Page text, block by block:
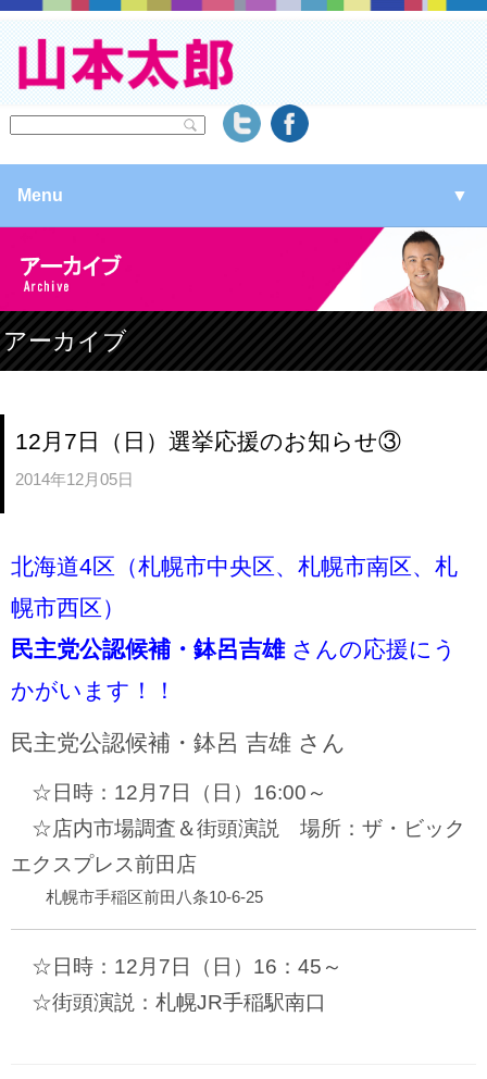
Menu ▼
▼
▼
アーカイブ
12月7日（日）選挙応援のお知らせ③
2014年12月05日
北海道4区（札幌市中央区、札幌市南区、札
幌市西区）
民主党公認候補・鉢呂吉雄さんの応援にう
かがいます！！
民主党公認候補・鉢呂 吉雄 さん
☆日時：12月7日（日）16:00～
☆店内市場調査＆街頭演説 場所：ザ・ビック
エクスプレス前田店
札幌市手稲区前田八条10-6-25
☆日時：12月7日（日）16：45～
☆街頭演説：札幌JR手稲駅南口